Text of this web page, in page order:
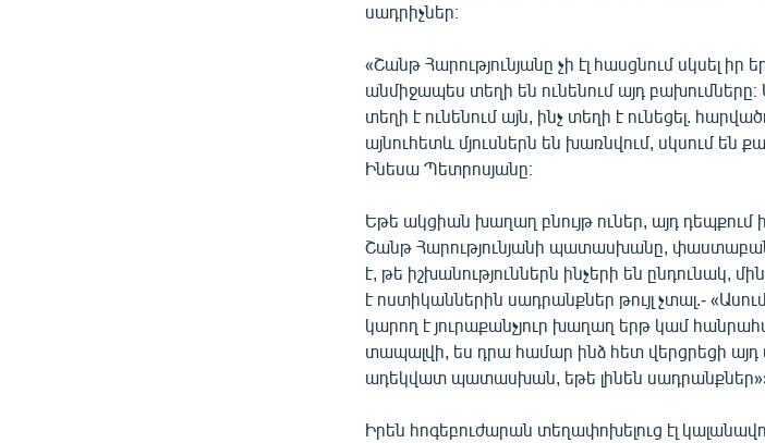
սադրիչներ։
«Շանթ Հարությունյանը չի էլ հասցնում սկսել
անմիջապես տեղի են ունենում այդ
տեղի է ունենում այն, ինչ տեղի է ունեցել.
այնուհետև մյուսներն են խառնվում, սկսում են
Ինեսա Պետրոսյանը։
Եթե ակցիան խաղաղ բնույթ ուներ, այդ դեպքում
Շանթ Հարությունյանի պատասխանը,
է, թե իշխանություններն ինչերի են ընդունակ,
է ոստիկաններին սադրանքներ թույլ չտալ.-
կարող է յուրաքանչյուր խաղաղ երթ կամ
տապալվի, ես դրա համար ինձ հետ վերցրեցի
ադեկվատ պատասխան, եթե լինեն
Իրեն հոգեբուժարան տեղափոխելուց էլ